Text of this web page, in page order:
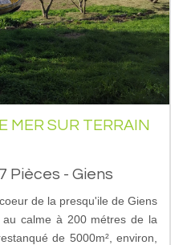
MER SUR TERRAIN
Pièces - Giens
de la presqu'ile de Giens
calme à 200 métres de la
de 5000m², environ,